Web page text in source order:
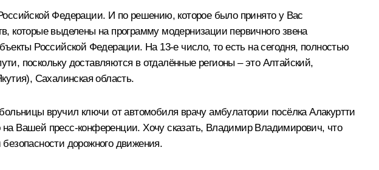
Федерации. И по решению, которое было принято у Вас
которые выделены на программу модернизации первичного звена
Российской Федерации. На 13-е число, то есть на сегодня, полностью
поскольку доставляются в отдалённые регионы – это Алтайский,
Сахалинская область.
вручил ключи от автомобиля врачу амбулатории посёлка Алакуртти
Вашей пресс-конференции. Хочу сказать, Владимир Владимирович, что
дорожного движения.